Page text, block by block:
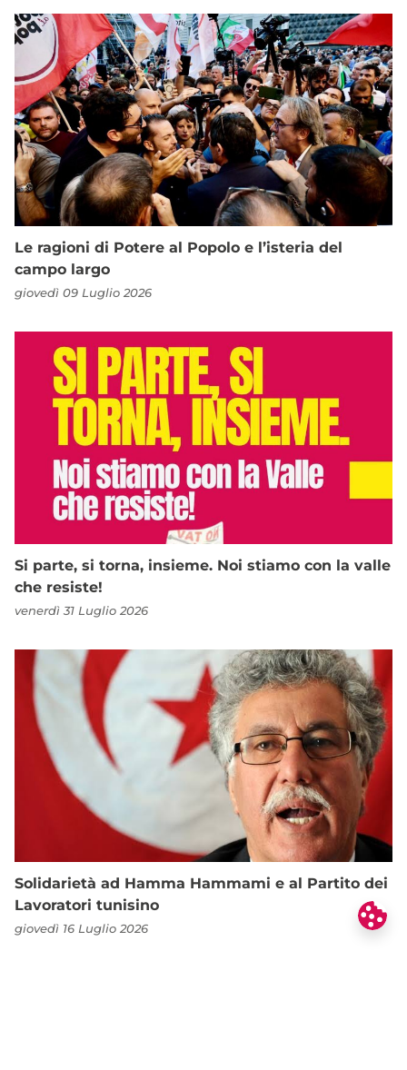
Le ragioni di Potere al Popolo e l’isteria del
campo largo
giovedì 09 Luglio 2026
Si parte, si torna, insieme. Noi stiamo con la valle
che resiste!
venerdì 31 Luglio 2026
Solidarietà ad Hamma Hammami e al Partito dei
Lavoratori tunisino
giovedì 16 Luglio 2026